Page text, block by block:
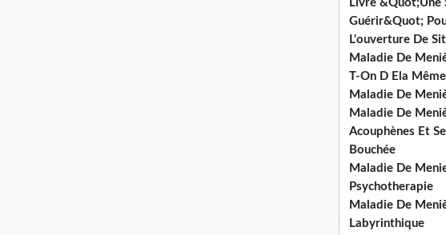
Livre &Quot;Une
Guérir&Quot;
L'ouverture De
Maladie De
T-On D Ela
Maladie De
Maladie De
Acouphènes Et
Bouchée
Maladie De
Psychotherapie
Maladie De
Labyrinthique